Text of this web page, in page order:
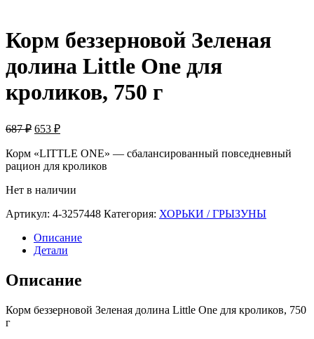
Корм беззерновой Зеленая
долина Little One для
кроликов, 750 г
687₽ Первоначальная
составляла
687 ₽.
653 ₽Текущая
653 ₽.
Корм «LITTLE ONE» — сбалансированный повседневный
рацион для кроликов
Нет в наличии
Артикул: 4-3257448 Категория: ХОРЬКИ / ГРЫЗУНЫ
Описание
Детали
Описание
Корм беззерновой Зеленая долина Little One для кроликов, 750
г